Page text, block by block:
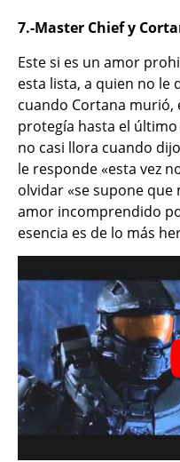
7.-Master Chief y
Este si es un amor
esta lista, a quien no le
cuando Cortana murió,
protegía hasta el
no casi llora cuando
le responde «esta vez
olvidar «se supone
amor incomprendido
esencia es de lo más